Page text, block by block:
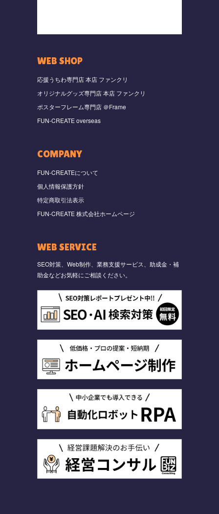
WEB SHOP
応援うちわ専門店 本店 ファンクリ
オリジナルグッズ専門店 本店 ファンクリ
ポスターフレーム専門店 ＠Frame
FUN-CREATE overseas
COMPANY
FUN-CREATEについて
個人情報保護方針
特定商取引法表示
FUN-CREATE 株式会社ホームページ
WEB SERVICE
SEO対策、Web制作、業務支援サービス、助成金・補
助金などお気軽にご相談ください。